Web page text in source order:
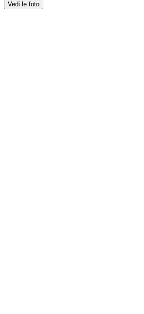
Vedi le foto